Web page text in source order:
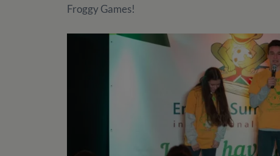
Froggy Games!